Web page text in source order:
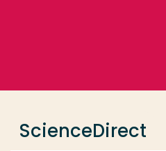
ScienceDirect
Opleiding
Contact